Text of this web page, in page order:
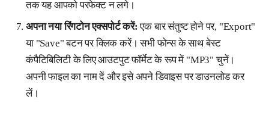
तक यह आपको परफेक्ट न लगे।
अपना नया रिंगटोन एक्सपोर्ट करें: एक बार संतुष्ट होने पर, "Export"
या "Save" बटन पर क्लिक करें। सभी फोन्स के साथ बेस्ट
कंपैटिबिलिटी के लिए आउटपुट फॉर्मेट के रूप में "MP3" चुनें।
अपनी फाइल का नाम दें और इसे अपने डिवाइस पर डाउनलोड कर
लें।